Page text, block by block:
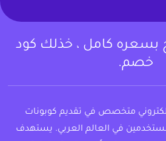
بسعره كامل ، خذلك كود
خصم.
متخصص في تقديم كوبونات
في العالم العربي. يستهدف